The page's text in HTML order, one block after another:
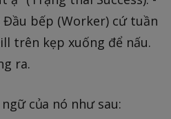
Đầu bếp (Worker) cứ tuần
trên kẹp xuống để nấu.
ra.
của nó như sau: